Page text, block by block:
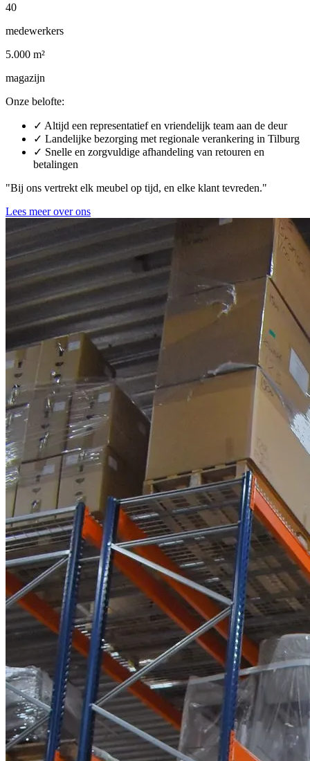
40
medewerkers
5.000 m²
magazijn
Onze belofte:
✓ Altijd een representatief en vriendelijk team aan de deur
✓ Landelijke bezorging met regionale verankering in Tilburg
✓ Snelle en zorgvuldige afhandeling van retouren en
betalingen
"Bij ons vertrekt elk meubel op tijd, en elke klant tevreden."
Lees meer over ons